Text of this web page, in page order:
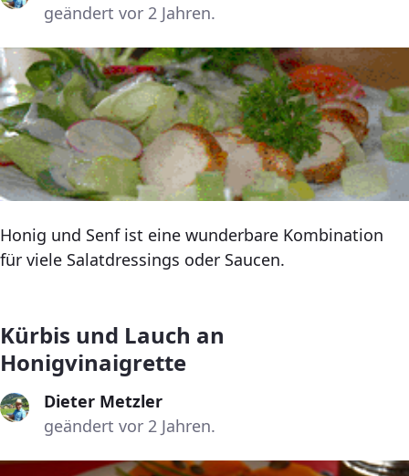
geändert vor 2 Jahren.
Honig und Senf ist eine wunderbare Kombination
für viele Salatdressings oder Saucen.
Kürbis und Lauch an
Honigvinaigrette
Dieter Metzler
geändert vor 2 Jahren.